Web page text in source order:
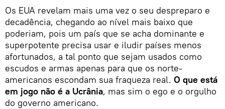
Os EUA revelam mais uma vez o seu despreparo e
decadência, chegando ao nível mais baixo que
poderiam, pois um país que se acha dominante e
superpotente precisa usar e iludir países menos
afortunados, a tal ponto que sejam usados como
escudos e armas apenas para que os norte-
americanos escondam sua fraqueza real. O que está
em jogo não é a Ucrânia, mas sim o ego e o orgulho
do governo americano.